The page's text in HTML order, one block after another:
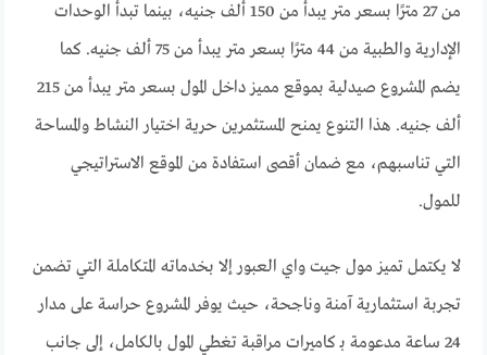
من 27 مترًا بسعر متر يبدأ من 150 ألف جنيه، بينما تبدأ الوحدات
الإدارية والطبية من 44 مترًا بسعر متر يبدأ من 75 ألف جنيه. كما
يضم المشروع صيدلية بموقع مميز داخل المول بسعر متر يبدأ من 215
ألف جنيه. هذا التنوع يمنح المستثمرين حرية اختيار النشاط والمساحة
التي تناسبهم، مع ضمان أقصى استفادة من الموقع الاستراتيجي
للمول.
لا يكتمل تميز مول جيت واي العبور إلا بخدماته المتكاملة التي تضمن
تجربة استثمارية آمنة وناجحة، حيث يوفر المشروع حراسة على مدار
24 ساعة مدعومة بـ كاميرات مراقبة تغطي المول بالكامل، إلى جانب